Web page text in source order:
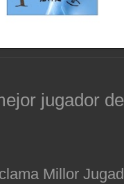
jugador
Millor